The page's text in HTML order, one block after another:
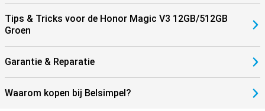
Tips & Tricks voor de Honor Magic V3 12GB/512GB
Groen
Garantie & Reparatie
Waarom kopen bij Belsimpel?